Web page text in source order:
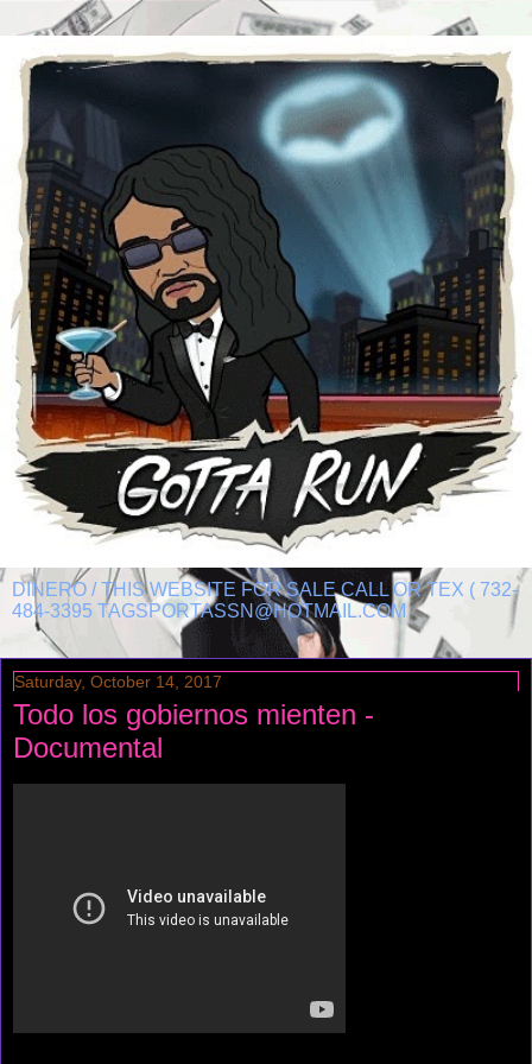
DINERO / THIS WEBSITE FOR SALE CALL OR TEX ( 732-
484-3395 TAGSPORTASSN@HOTMAIL.COM
Saturday, October 14, 2017
Todo los gobiernos mienten -
Documental